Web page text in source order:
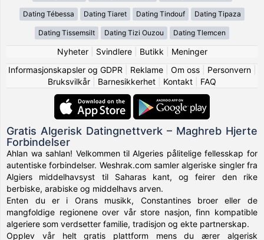
Dating Tébessa Dating Tiaret Dating Tindouf Dating Tipaza
Dating Tissemsilt Dating Tizi Ouzou Dating Tlemcen
Nyheter| Svindlere| Butikk
Meninger
Informasjonskapsler og GDPR
Reklame| Om oss| Personvern|
Bruksvilkår
Barnesikkerhet Kontakt FAQ
Gratis Algerisk Datingnettverk – Maghreb Hjerte
Forbindelser
Ahlan wa sahlan! Velkommen til Algeries pålitelige fellesskap for
autentiske forbindelser. Weshrak.com samler algeriske singler fra
Algiers middelhavsyst til Saharas kant, og feirer den rike
berbiske, arabiske og middelhavs arven.
Enten du er i Orans musikk, Constantines broer eller de
mangfoldige regionene over vår store nasjon, finn kompatible
algeriere som verdsetter familie, tradisjon og ekte partnerskap.
Opplev vår helt gratis plattform mens du ærer algerisk